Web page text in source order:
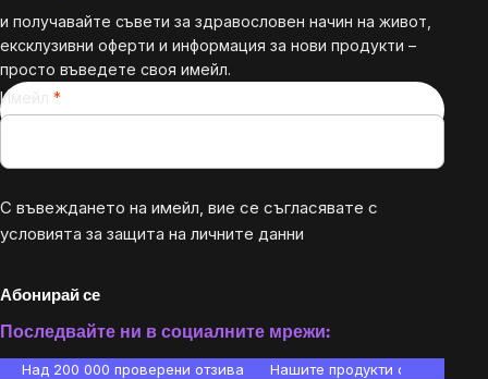
и получавайте съвети за здравословен начин на живот,
ексклузивни оферти и информация за нови продукти –
просто въведете своя имейл.
Имейл
С въвеждането на имейл, вие се съгласявате с
условията за защита на личните данни
Абонирай се
Последвайте ни в социалните мрежи:
Над 200 000 проверени отзива Нашите продукти са